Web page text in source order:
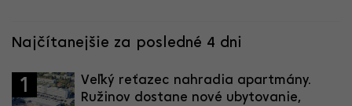
Najčítanejšie za posledné 4 dni
1
Veľký reťazec nahradia apartmány.
Ružinov dostane nové ubytovanie,